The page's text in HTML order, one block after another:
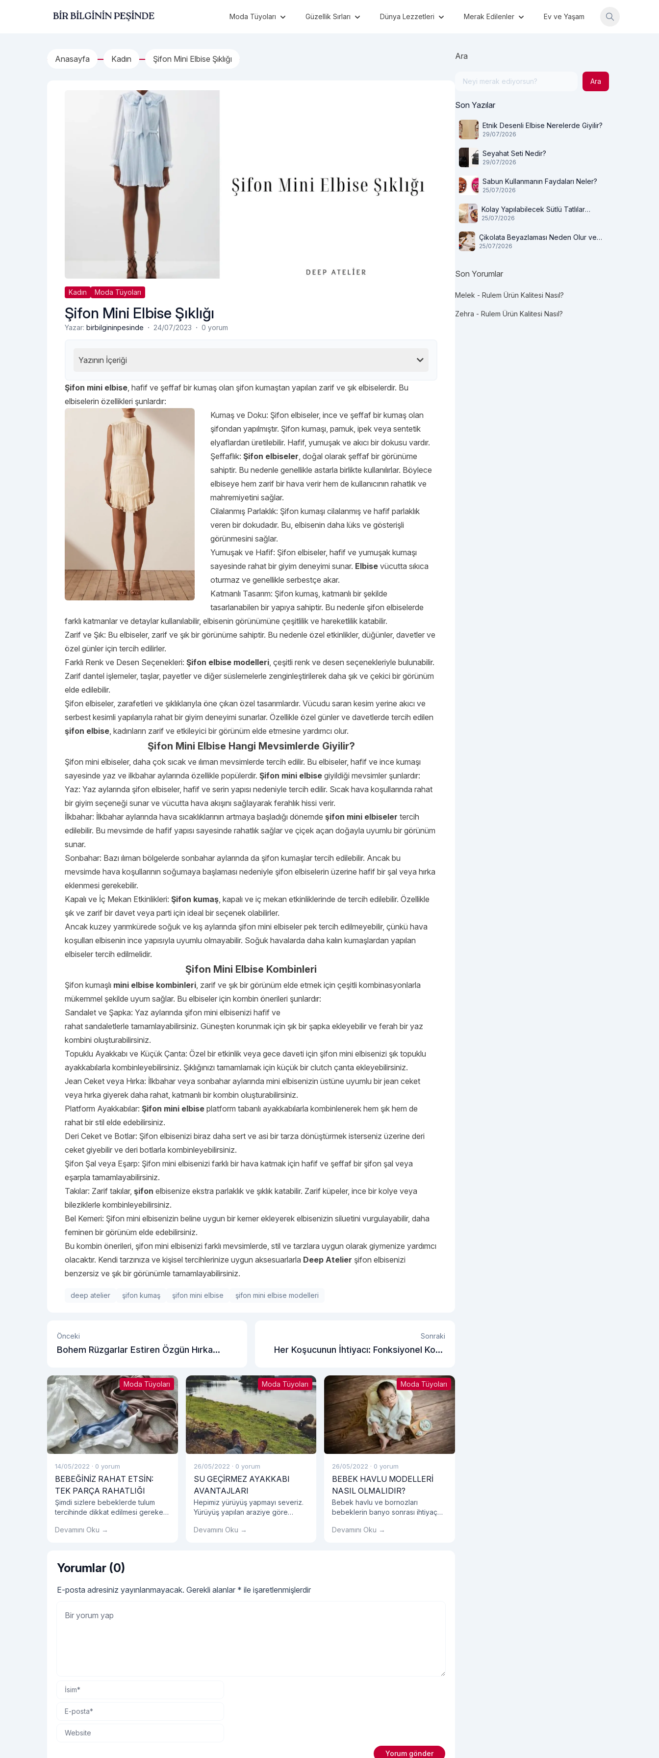
Bir Bilginin Peşinde! Moda Tüyoları Güzellik Sırları Dünya Lezzetleri Merak Edilenler Ev ve Yaşam
Anasayfa Kadın Şifon Mini Elbise Şıklığı
Kadın Moda Tüyoları
Şifon Mini Elbise Şıklığı
Yazar: birbilgininpesinde · 24/07/2023 · 0 yorum
Yazının İçeriği
Şifon mini elbise, hafif ve şeffaf bir kumaş olan şifon kumaştan yapılan zarif ve şık elbiselerdir. Bu
elbiselerin özellikleri şunlardır:
Kumaş ve Doku: Şifon elbiseler, ince ve şeffaf bir kumaş olan
şifondan yapılmıştır. Şifon kumaşı, pamuk, ipek veya sentetik
elyaflardan üretilebilir. Hafif, yumuşak ve akıcı bir dokusu vardır.
Şeffaflık: Şifon elbiseler, doğal olarak şeffaf bir görünüme
sahiptir. Bu nedenle genellikle astarla birlikte kullanılırlar. Böylece
elbiseye hem zarif bir hava verir hem de kullanıcının rahatlık ve
mahremiyetini sağlar.
Cilalanmış Parlaklık: Şifon kumaşı cilalanmış ve hafif parlaklık
veren bir dokudadır. Bu, elbisenin daha lüks ve gösterişli
görünmesini sağlar.
Yumuşak ve Hafif: Şifon elbiseler, hafif ve yumuşak kumaşı
sayesinde rahat bir giyim deneyimi sunar. Elbise vücutta sıkıca
oturmaz ve genellikle serbestçe akar.
Katmanlı Tasarım: Şifon kumaş, katmanlı bir şekilde
tasarlanabilen bir yapıya sahiptir. Bu nedenle şifon elbiselerde
farklı katmanlar ve detaylar kullanılabilir, elbisenin görünümüne çeşitlilik ve hareketlilik katabilir.
Zarif ve Şık: Bu elbiseler, zarif ve şık bir görünüme sahiptir. Bu nedenle özel etkinlikler, düğünler, davetler ve
özel günler için tercih edilirler.
Farklı Renk ve Desen Seçenekleri: Şifon elbise modelleri, çeşitli renk ve desen seçenekleriyle bulunabilir.
Zarif dantel işlemeler, taşlar, payetler ve diğer süslemelerle zenginleştirilerek daha şık ve çekici bir görünüm
elde edilebilir.
Şifon elbiseler, zarafetleri ve şıklıklarıyla öne çıkan özel tasarımlardır. Vücudu saran kesim yerine akıcı ve
serbest kesimli yapılarıyla rahat bir giyim deneyimi sunarlar. Özellikle özel günler ve davetlerde tercih edilen
şifon elbise, kadınların zarif ve etkileyici bir görünüm elde etmesine yardımcı olur.
Şifon Mini Elbise Hangi Mevsimlerde Giyilir?
Şifon mini elbiseler, daha çok sıcak ve ılıman mevsimlerde tercih edilir. Bu elbiseler, hafif ve ince kumaşı
sayesinde yaz ve ilkbahar aylarında özellikle popülerdir. Şifon mini elbise giyildiği mevsimler şunlardır:
Yaz: Yaz aylarında şifon elbiseler, hafif ve serin yapısı nedeniyle tercih edilir. Sıcak hava koşullarında rahat
bir giyim seçeneği sunar ve vücutta hava akışını sağlayarak ferahlık hissi verir.
İlkbahar: İlkbahar aylarında hava sıcaklıklarının artmaya başladığı dönemde şifon mini elbiseler tercih
edilebilir. Bu mevsimde de hafif yapısı sayesinde rahatlık sağlar ve çiçek açan doğayla uyumlu bir görünüm
sunar.
Sonbahar: Bazı ılıman bölgelerde sonbahar aylarında da şifon kumaşlar tercih edilebilir. Ancak bu
mevsimde hava koşullarının soğumaya başlaması nedeniyle şifon elbiselerin üzerine hafif bir şal veya hırka
eklenmesi gerekebilir.
Kapalı ve İç Mekan Etkinlikleri: Şifon kumaş, kapalı ve iç mekan etkinliklerinde de tercih edilebilir. Özellikle
şık ve zarif bir davet veya parti için ideal bir seçenek olabilirler.
Ancak kuzey yarımkürede soğuk ve kış aylarında şifon mini elbiseler pek tercih edilmeyebilir, çünkü hava
koşulları elbisenin ince yapısıyla uyumlu olmayabilir. Soğuk havalarda daha kalın kumaşlardan yapılan
elbiseler tercih edilmelidir.
Şifon Mini Elbise Kombinleri
Şifon kumaşlı mini elbise kombinleri, zarif ve şık bir görünüm elde etmek için çeşitli kombinasyonlarla
mükemmel şekilde uyum sağlar. Bu elbiseler için kombin önerileri şunlardır:
Sandalet ve Şapka: Yaz aylarında şifon mini elbisenizi hafif ve
rahat sandaletlerle tamamlayabilirsiniz. Güneşten korunmak için şık bir şapka ekleyebilir ve ferah bir yaz
kombini oluşturabilirsiniz.
Topuklu Ayakkabı ve Küçük Çanta: Özel bir etkinlik veya gece daveti için şifon mini elbisenizi şık topuklu
ayakkabılarla kombinleyebilirsiniz. Şıklığınızı tamamlamak için küçük bir clutch çanta ekleyebilirsiniz.
Jean Ceket veya Hırka: İlkbahar veya sonbahar aylarında mini elbisenizin üstüne uyumlu bir jean ceket
veya hırka giyerek daha rahat, katmanlı bir kombin oluşturabilirsiniz.
Platform Ayakkabılar: Şifon mini elbise platform tabanlı ayakkabılarla kombinlenerek hem şık hem de
rahat bir stil elde edebilirsiniz.
Deri Ceket ve Botlar: Şifon elbisenizi biraz daha sert ve asi bir tarza dönüştürmek isterseniz üzerine deri
ceket giyebilir ve deri botlarla kombinleyebilirsiniz.
Şifon Şal veya Eşarp: Şifon mini elbisenizi farklı bir hava katmak için hafif ve şeffaf bir şifon şal veya
eşarpla tamamlayabilirsiniz.
Takılar: Zarif takılar, şifon elbisenize ekstra parlaklık ve şıklık katabilir. Zarif küpeler, ince bir kolye veya
bileziklerle kombinleyebilirsiniz.
Bel Kemeri: Şifon mini elbisenizin beline uygun bir kemer ekleyerek elbisenizin siluetini vurgulayabilir, daha
feminen bir görünüm elde edebilirsiniz.
Bu kombin önerileri, şifon mini elbisenizi farklı mevsimlerde, stil ve tarzlara uygun olarak giymenize yardımcı
olacaktır. Kendi tarzınıza ve kişisel tercihlerinize uygun aksesuarlarla Deep Atelier şifon elbisenizi
benzersiz ve şık bir görünümle tamamlayabilirsiniz.
deep atelier şifon kumaş şifon mini elbise şifon mini elbise modelleri
Önceki
Bohem Rüzgarlar Estiren Özgün Hırka
Sonraki
Her Koşucunun İhtiyacı: Fonksiyonel Koşu
Moda Tüyoları
14/05/2022 · 0 yorum
BEBEĞİNİZ RAHAT ETSİN:
TEK PARÇA RAHATLIĞI
Şimdi sizlere bebeklerde tulum
tercihinde dikkat edilmesi gereken
seçiminin avantajlarını, tulum
Devamını Oku →
Moda Tüyoları
26/05/2022 · 0 yorum
SU GEÇİRMEZ AYAKKABI
AVANTAJLARI
Hepimiz yürüyüş yapmayı severiz.
Yürüyüş yapılan araziye göre
etmelisiniz.
Devamını Oku →
Moda Tüyoları
26/05/2022 · 0 yorum
BEBEK HAVLU MODELLERİ
NASIL OLMALIDIR?
Bebek havlu ve bornozları
bebeklerin banyo sonrası ihtiyaç
Devamını Oku →
Yorumlar (0)
E-posta adresiniz yayınlanmayacak. Gerekli alanlar * ile işaretlenmişlerdir
Ara
Ara
Son Yazılar
Etnik Desenli Elbise Nerelerde Giyilir?
29/07/2026
Seyahat Seti Nedir?
29/07/2026
Sabun Kullanmanın Faydaları Neler?
25/07/2026
Kolay Yapılabilecek Sütlü Tatlılar
Nelerdir?
25/07/2026
Çikolata Beyazlaması Neden Olur ve
Tüketilir mi?
25/07/2026
Son Yorumlar
Melek - Rulem Ürün Kalitesi Nasıl?
Zehra - Rulem Ürün Kalitesi Nasıl?